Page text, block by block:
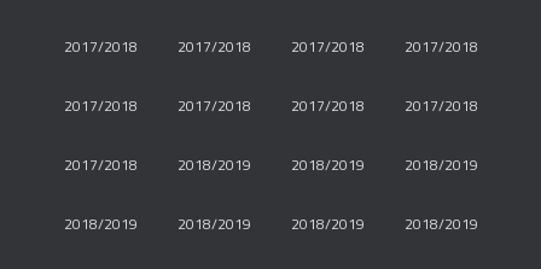
2017/2018 2017/2018 2017/2018 2017/2018
2017/2018 2017/2018 2017/2018 2017/2018
2017/2018 2018/2019 2018/2019 2018/2019
2018/2019 2018/2019 2018/2019 2018/2019